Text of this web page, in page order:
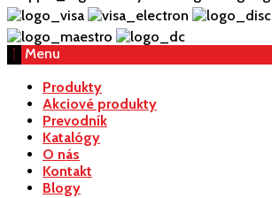
Menu
Produkty
Akciové produkty
Prevodník
Katalógy
O nás
Kontakt
Blogy